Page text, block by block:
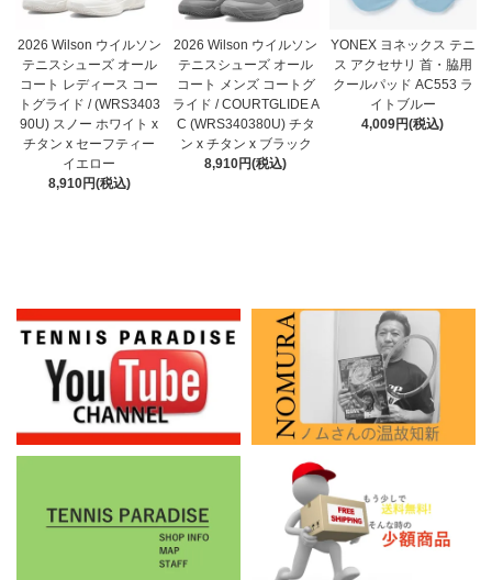
2026 Wilson ウイルソン
テニスシューズ オール
コート レディース コー
トグライド / (WRS3403
90U) スノー ホワイト x
チタン x セーフティー
イエロー
8,910円(税込)
2026 Wilson ウイルソン
テニスシューズ オール
コート メンズ コートグ
ライド / COURTGLIDE A
C (WRS340380U) チタ
ン x チタン x ブラック
8,910円(税込)
YONEX ヨネックス テニ
ス アクセサリ 首・脇用
クールパッド AC553 ラ
イトブルー
4,009円(税込)